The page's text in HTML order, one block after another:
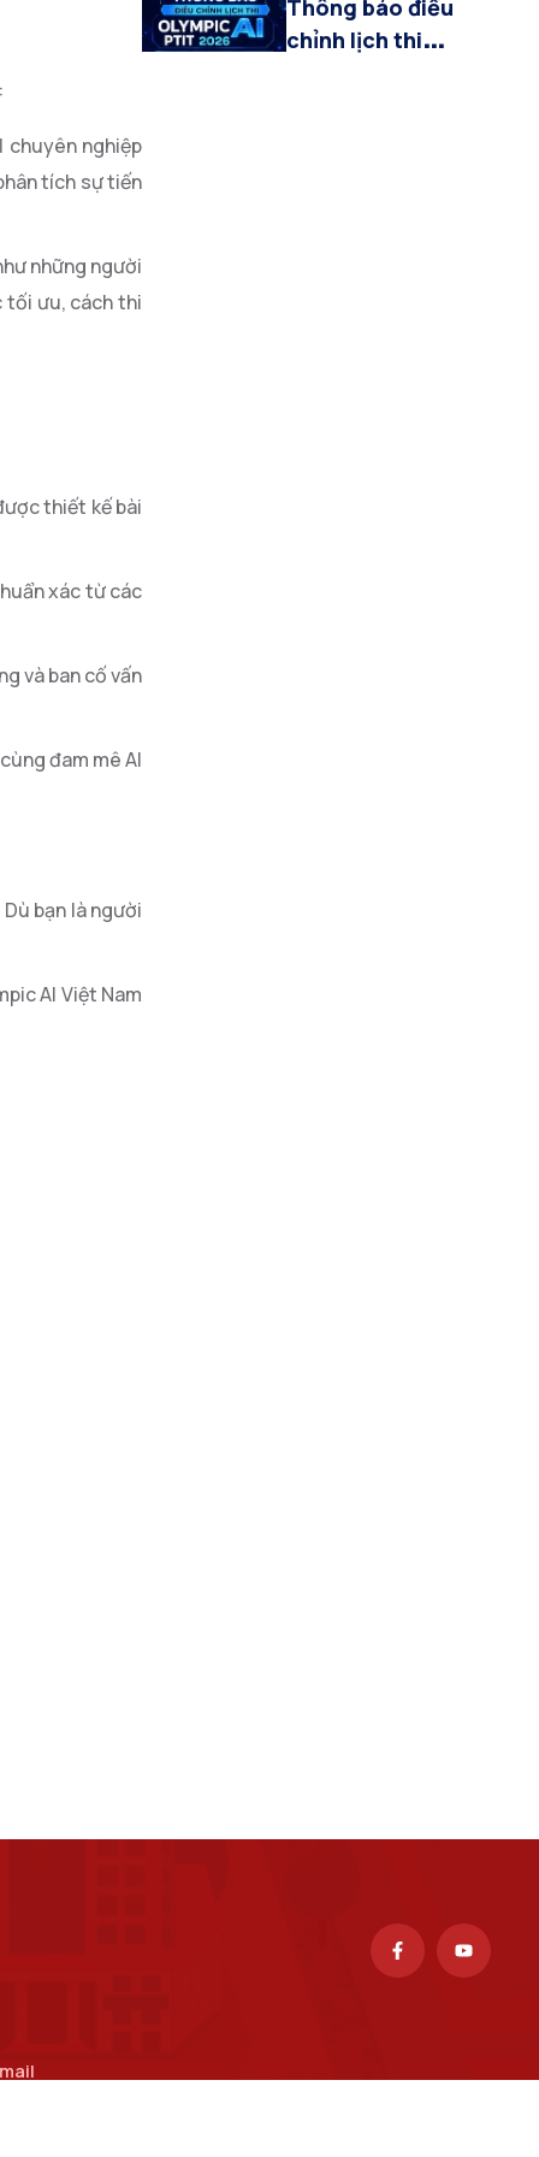
chuyên nghiệp
tích sự tiến
những người
tối ưu, cách thi
thiết kế bài
xác từ các
và ban cố vấn
đam mê AI
bạn là người
AI Việt Nam
Multimodal AI”
Thông báo điều
chỉnh lịch thi